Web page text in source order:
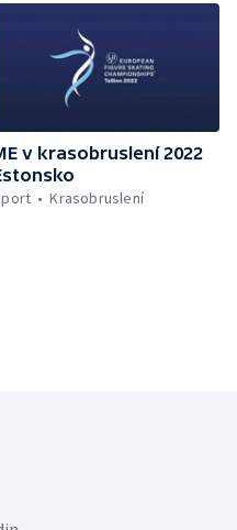
v krasobruslení 2022
Krasobruslení